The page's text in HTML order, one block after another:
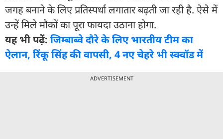
जगह बनाने के लिए प्रतिस्पर्धा लगातार बढ़ती जा रही है. ऐसे में
उन्हें मिले मौकों का पूरा फायदा उठाना होगा.
यह भी पढ़ें: जिम्बाब्वे दौरे के लिए भारतीय टीम का
ऐलान, रिंकू सिंह की वापसी, 4 नए चेहरे भी स्क्वॉड में
ADVERTISEMENT